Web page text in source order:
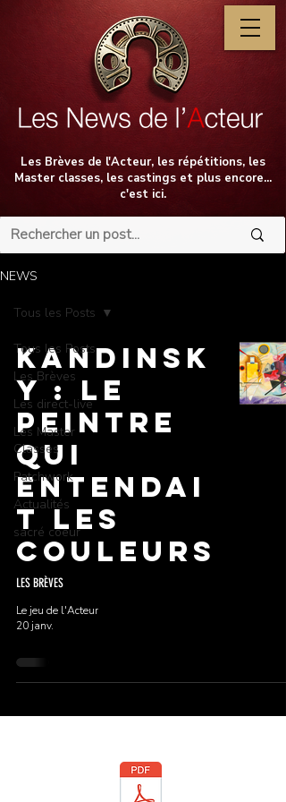
Les Brèves de l'Acteur, les répétitions, les
Master classes, les castings et plus encore...
c'est ici.
NEWS
Tous les Posts
Les Brèves
Les direct-live
Les Master
Classes
Patchwork
Actualités
sacré coeur
Tous les Posts
Kandinsk
y : Le
Peintre
qui
Entendai
t les
Couleurs
LES BRÈVES
Le jeu de l'Acteur
20 janv.